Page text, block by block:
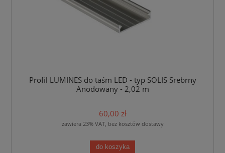
Profil LUMINES do taśm LED - typ SOLIS Srebrny
Anodowany - 2,02 m
60,00 zł
zawiera 23% VAT, bez kosztów dostawy
do koszyka